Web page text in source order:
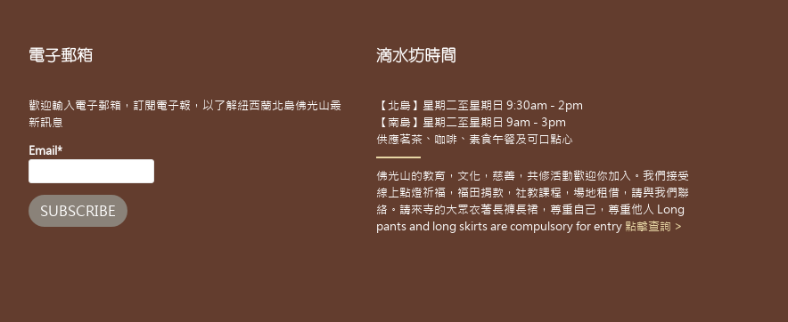
電子郵箱
歡迎輸入電子郵箱，訂閱電子報，以了解紐西蘭北島佛光山最
新訊息
Email*
滴水坊時間
【北島】星期二至星期日 9:30am - 2pm
【南島】星期二至星期日 9am - 3pm
供應茗茶、咖啡、素食午餐及可口點心
佛光山的教育，文化，慈善，共修活動歡迎你加入。我們接受
線上點燈祈福，福田捐款，社教課程，場地租借，請與我們聯
絡。請來寺的大眾衣著長褲長裙，尊重自己，尊重他人 Long
pants and long skirts are compulsory for entry 點擊查詢 >